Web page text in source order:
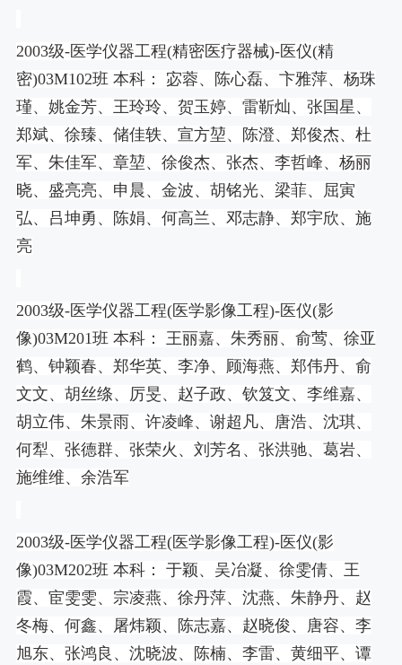
2003级-医学仪器工程(精密医疗器械)-医仪(精
密)03M102班 本科： 宓蓉、陈心磊、卞雅萍、杨珠
瑾、姚金芳、王玲玲、贺玉婷、雷靳灿、张国星、
郑斌、徐臻、储佳轶、宣方堃、陈澄、郑俊杰、杜
军、朱佳军、章堃、徐俊杰、张杰、李哲峰、杨丽
晓、盛亮亮、申晨、金波、胡铭光、梁菲、屈寅
弘、吕坤勇、陈娟、何高兰、邓志静、郑宇欣、施
亮
2003级-医学仪器工程(医学影像工程)-医仪(影
像)03M201班 本科： 王丽嘉、朱秀丽、俞莺、徐亚
鹤、钟颖春、郑华英、李净、顾海燕、郑伟丹、俞
文文、胡丝绦、厉旻、赵子政、钦笈文、李维嘉、
胡立伟、朱景雨、许凌峰、谢超凡、唐浩、沈琪、
何犁、张德群、张荣火、刘芳名、张洪驰、葛岩、
施维维、余浩军
2003级-医学仪器工程(医学影像工程)-医仪(影
像)03M202班 本科： 于颖、吴冶凝、徐雯倩、王
霞、宦雯雯、宗凌燕、徐丹萍、沈燕、朱静丹、赵
冬梅、何鑫、屠炜颖、陈志嘉、赵晓俊、唐容、李
旭东、张鸿良、沈晓波、陈楠、李雷、黄细平、谭